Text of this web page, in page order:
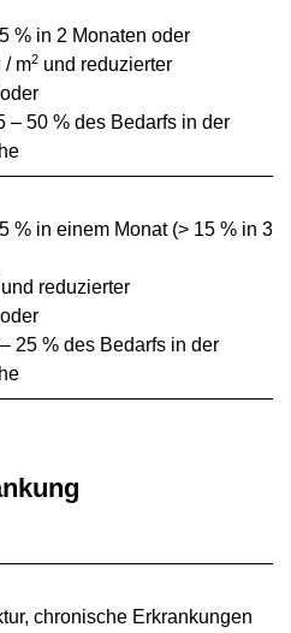
% in 2 Monaten oder
/ m2 und reduzierter
– 50 % des Bedarfs in der
% in einem Monat (> 15 % in 3
und reduzierter
25 % des Bedarfs in der
chronische Erkrankungen
von der Patientin
kann. Das Scoring ist
eine entsprechende
Tool kann auch im
werden.6Weitere
sind
Tool)
wurde 1999 in Australien
und ambulante
es ist ebenfalls für ältere
validiert. Es besteht nur
und eine zur
einzelner Personen zu
durchgeführt werden.
Fachpersonen, administrativen
den Patient*innen selbst